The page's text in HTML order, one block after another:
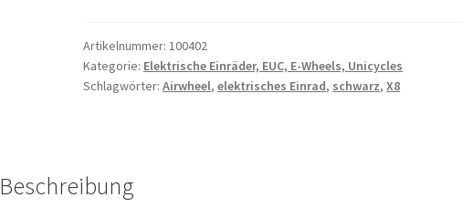
Artikelnummer:100402
Kategorie: Elektrische Einräder, EUC, E-Wheels, Unicycles
Schlagwörter:Airwheel,elektrisches Einrad, schwarz,X8
Beschreibung